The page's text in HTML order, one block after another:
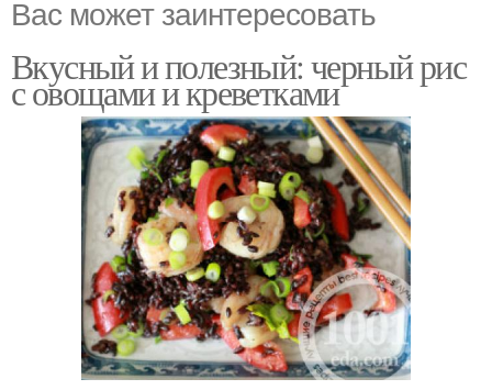
Вас может заинтересовать
Вкусный и полезный: черный рис
с овощами и креветками